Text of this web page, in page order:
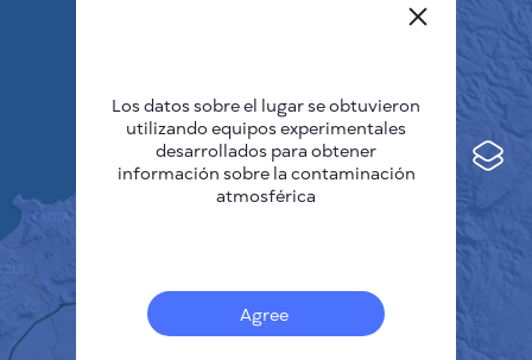
Mapa de contaminación
Viento
Deutsch
Español
Français
CÓMO FUNCIONA
Los datos sobre el lugar se obtuvieron
utilizando equipos experimentales
desarrollados para obtener
información sobre la contaminación
atmosférica
Agree